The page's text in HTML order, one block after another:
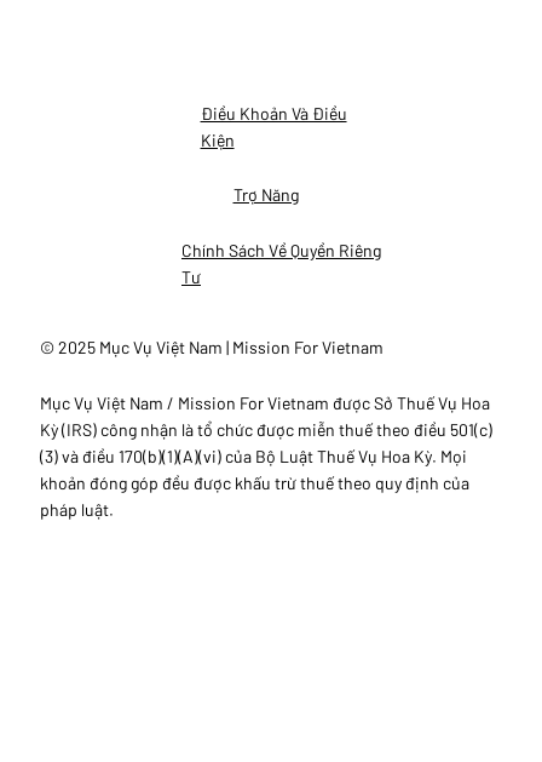
Điều Khoản Và Điều
Kiện
Trợ Năng
Chính Sách Về Quyền Riêng
Tư
© 2025 Mục Vụ Việt Nam | Mission For Vietnam
Mục Vụ Việt Nam / Mission For Vietnam được Sở Thuế Vụ Hoa
Kỳ (IRS) công nhận là tổ chức được miễn thuế theo điều 501(c)
(3) và điều 170(b)(1)(A)(vi) của Bộ Luật Thuế Vụ Hoa Kỳ. Mọi
khoản đóng góp đều được khấu trừ thuế theo quy định của
pháp luật.